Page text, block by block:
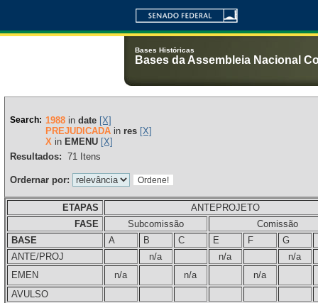
Bases Históricas
Bases da Assembleia Nacional
Search: 1988in date [X]
PREJUDICADAin res [X]
Xin EMENU [X]
Resultados: 71Itens
Ordernar por:
ETAPAS
ANTEPROJETO
FASE
Subcomissão
Comissão
BASE
A B C E F G
ANTE/PROJ
n/a n/a
n/a
EMEN
n/a n/a
n/a
AVULSO